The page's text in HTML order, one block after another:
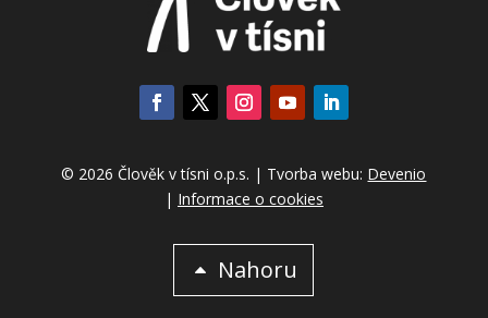
© 2026 Člověk v tísni o.p.s. | Tvorba webu: Devenio
| Informace o cookies
Nahoru